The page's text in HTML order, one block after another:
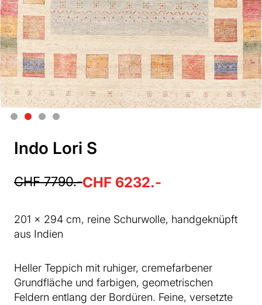
Indo Lori S
CHF 7790.-CHF 6232.-
201 x 294 cm, reine Schurwolle, handgeknüpft
aus Indien
Heller Teppich mit ruhiger, cremefarbener
Grundfläche und farbigen, geometrischen
Feldern entlang der Bordüren. Feine, versetzte